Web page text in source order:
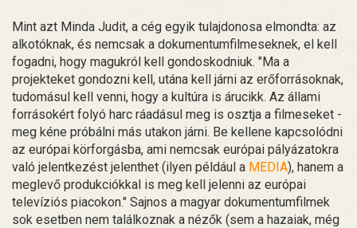
Mint azt Minda Judit, a cég egyik tulajdonosa elmondta: az
alkotóknak, és nemcsak a dokumentumfilmeseknek, el kell
fogadni, hogy magukról kell gondoskodniuk. "Ma a
projekteket gondozni kell, utána kell járni az erőforrásoknak,
tudomásul kell venni, hogy a kultúra is árucikk. Az állami
forrásokért folyó harc ráadásul meg is osztja a filmeseket -
meg kéne próbálni más utakon járni. Be kellene kapcsolódni
az európai körforgásba, ami nemcsak európai pályázatokra
való jelentkezést jelenthet (ilyen például a MEDIA), hanem a
meglevő produkciókkal is meg kell jelenni az európai
televíziós piacokon." Sajnos a magyar dokumentumfilmek
sok esetben nem találkoznak a nézők (sem a hazaiak, még